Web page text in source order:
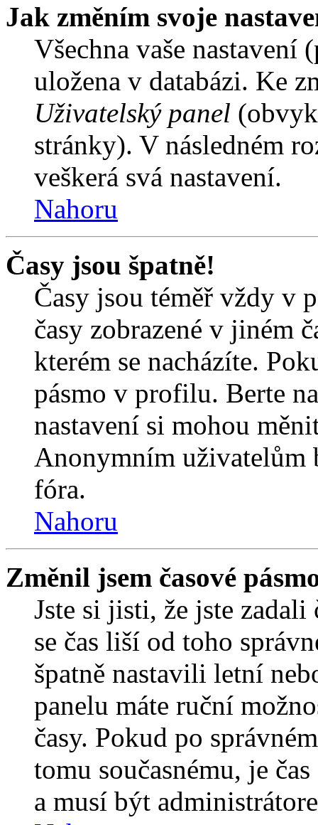
Jak změním svoje
Všechna vaše
uložena v databázi. Ke
Uživatelský panel
stránky). V následném
veškerá svá nastavení.
Nahoru
Časy jsou špatně!
Časy jsou téměř vždy v
časy zobrazené v jiném
kterém se nacházíte.
pásmo v profilu. Berte
nastavení si mohou
Anonymním uživatelům
fóra.
Nahoru
Změnil jsem časové
Jste si jisti, že jste zadali
se čas liší od toho
špatně nastavili letní
panelu máte ruční
časy. Pokud po
tomu současnému, je
a musí být